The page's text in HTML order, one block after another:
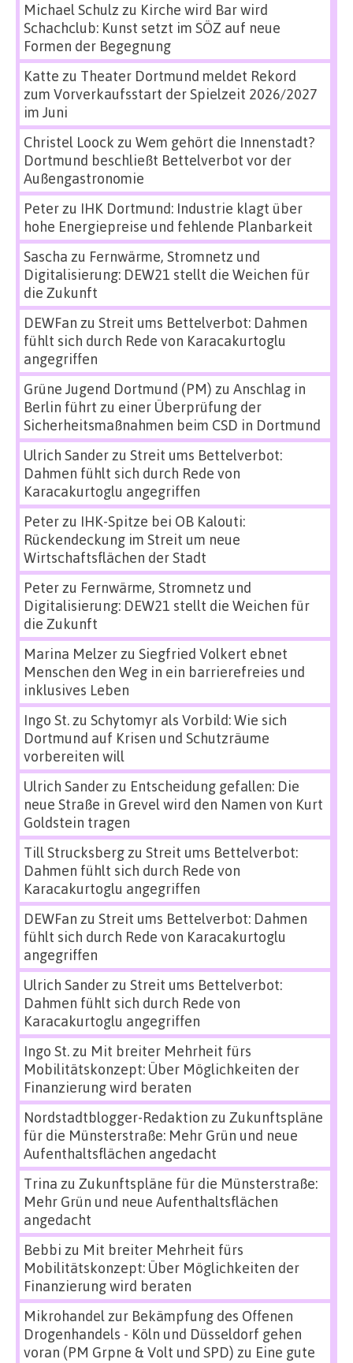
Michael Schulz zu Kirche wird Bar wird
Schachclub: Kunst setzt im SÖZ auf neue
Formen der Begegnung
Katte zu Theater Dortmund meldet Rekord
zum Vorverkaufsstart der Spielzeit 2026/2027
im Juni
Christel Loock zu Wem gehört die Innenstadt?
Dortmund beschließt Bettelverbot vor der
Außengastronomie
Peterzu IHK Dortmund: Industrie klagt über
hohe Energiepreise und fehlende Planbarkeit
Sascha zu Fernwärme, Stromnetz und
Digitalisierung: DEW21 stellt die Weichen für
die Zukunft
DEWFan zu Streit ums Bettelverbot: Dahmen
fühlt sich durch Rede von Karacakurtoglu
angegriffen
Grüne Jugend Dortmund (PM) zu Anschlag in
Berlin führt zu einer Überprüfung der
Sicherheitsmaßnahmen beim CSD in Dortmund
Ulrich Sanderzu Streit ums Bettelverbot:
Dahmen fühlt sich durch Rede von
Karacakurtoglu angegriffen
Peterzu IHK-Spitze bei OB Kalouti:
Rückendeckung im Streit um neue
Wirtschaftsflächen der Stadt
Peterzu Fernwärme, Stromnetz und
Digitalisierung: DEW21 stellt die Weichen für
die Zukunft
Marina Melzerzu Siegfried Volkert ebnet
Menschen den Weg in ein barrierefreies und
inklusives Leben
Ingo St.zu Schytomyr als Vorbild: Wie sich
Dortmund auf Krisen und Schutzräume
vorbereiten will
Ulrich Sanderzu Entscheidung gefallen: Die
neue Straße in Grevel wird den Namen von Kurt
Goldstein tragen
Till Strucksbergzu Streit ums Bettelverbot:
Dahmen fühlt sich durch Rede von
Karacakurtoglu angegriffen
DEWFan zu Streit ums Bettelverbot: Dahmen
fühlt sich durch Rede von Karacakurtoglu
angegriffen
Ulrich Sanderzu Streit ums Bettelverbot:
Dahmen fühlt sich durch Rede von
Karacakurtoglu angegriffen
Ingo St.zu Mit breiter Mehrheit fürs
Mobilitätskonzept: Über Möglichkeiten der
Finanzierung wird beraten
Nordstadtblogger-Redaktion zu Zukunftspläne
für die Münsterstraße: Mehr Grün und neue
Aufenthaltsflächen angedacht
Trina zu Zukunftspläne für die Münsterstraße:
Mehr Grün und neue Aufenthaltsflächen
angedacht
Bebbi zu Mit breiter Mehrheit fürs
Mobilitätskonzept: Über Möglichkeiten der
Finanzierung wird beraten
Mikrohandel zur Bekämpfung des Offenen
Drogenhandels - Köln und Düsseldorf gehen
voran (PM Grpne & Volt und SPD) zu Eine gute